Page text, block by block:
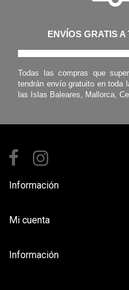
ENVÍOS GRATIS
Todas las compras que
tendrán envío gratuito en toda
las Islas Baleares, Mallorca,
Información
Mi cuenta
Información